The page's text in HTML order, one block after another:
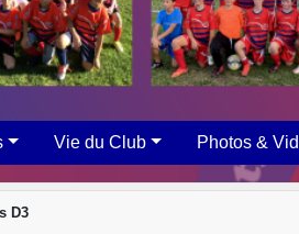
Vie du Club Photos &
D3